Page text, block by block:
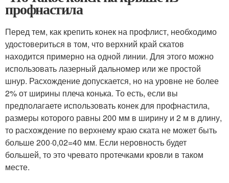
профнастила
Перед тем, как крепить конек на профлист, необходимо
удостовериться в том, что верхний край скатов
находится примерно на одной линии. Для этого можно
использовать лазерный дальномер или же простой
шнур. Расхождение допускается, но на уровне не более
2% от ширины плеча конька. То есть, если вы
предполагаете использовать конек для профнастила,
размеры которого равны 200 мм в ширину и 2 м в длину,
то расхождение по верхнему краю ската не может быть
больше 200·0,02=40 мм. Если неровность будет
большей, то это чревато протечками кровли в таком
месте.